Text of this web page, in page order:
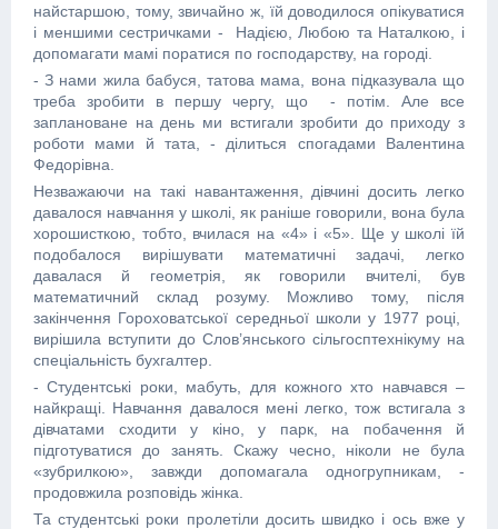
найстаршою, тому, звичайно ж, їй доводилося опікуватися
і меншими сестричками - Надією, Любою та Наталкою, і
допомагати мамі поратися по господарству, на городі.
- З нами жила бабуся, татова мама, вона підказувала що
треба зробити в першу чергу, що - потім. Але все
заплановане на день ми встигали зробити до приходу з
роботи мами й тата, - ділиться спогадами Валентина
Федорівна.
Незважаючи на такі навантаження, дівчині досить легко
давалося навчання у школі, як раніше говорили, вона була
хорошисткою, тобто, вчилася на «4» і «5». Ще у школі їй
подобалося вирішувати математичні задачі, легко
давалася й геометрія, як говорили вчителі, був
математичний склад розуму. Можливо тому, після
закінчення Гороховатської середньої школи у 1977 році,
вирішила вступити до Слов’янського сільгосптехнікуму на
спеціальність бухгалтер.
- Студентські роки, мабуть, для кожного хто навчався –
найкращі. Навчання давалося мені легко, тож встигала з
дівчатами сходити у кіно, у парк, на побачення й
підготуватися до занять. Скажу чесно, ніколи не була
«зубрилкою», завжди допомагала одногрупникам, -
продовжила розповідь жінка.
Та студентські роки пролетіли досить швидко і ось вже у